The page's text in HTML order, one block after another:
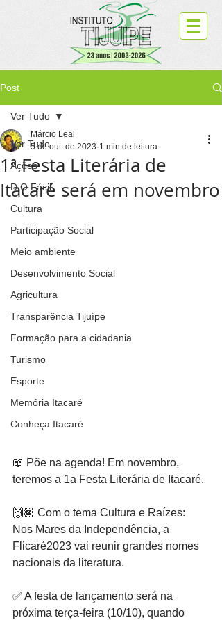
Post
Ver Tudo
Ações
D.O.Fácil
Cultura
Participação Social
Meio ambiente
Desenvolvimento Social
Agricultura
Transparência Tijuípe
Formação para a cidadania
Turismo
Esporte
Memória Itacaré
Conheça Itacaré
Ver Tudo
1ª Festa Literária de
Itacaré será em novembro
Márcio Leal
5 de out. de 2023 1 min de leitura
📖 Põe na agenda! Em novembro,
teremos a 1a Festa Literária de Itacaré.
🙌🏿 Com o tema Cultura e Raízes:
Nos Mares da Independência, a
Flicaré2023 vai reunir grandes nomes
nacionais da literatura.
✅ A festa de lançamento será na
próxima terça-feira (10/10), quando